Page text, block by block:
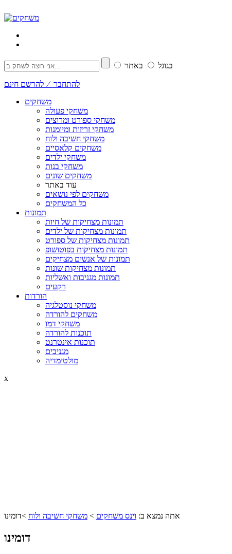
בגוגל באתר
להתחבר ⁄ להרשם חינם
משחקים
משחקי פעולה
משחקי ספורט ומרוצים
משחקי זריזות ומיומנות
משחקי חשיבה ולוח
משחקים קלאסיים
משחקי ילדים
משחקי בנות
משחקים שונים
עוד באתר
משחקים לפי נושאים
כל המשחקים
תמונות
תמונות מצחיקות של חיות
תמונות מצחיקות של ילדים
תמונות מצחיקות של ספורט
תמונות מצחיקות בפוטושופ
תמונות של אנשים מצחיקים
תמונות מצחיקות שונות
תמונות מגניבות ואשליות
רקעים
הורדות
משחקי נוסטלגיה
משחקים להורדה
משחקי דמו
תוכנות להורדה
תוכנות אינטרנט
מגניבים
מולטימדיה
x
אתה נמצא ב: וינס משחקים > משחקי חשיבה ולוח >דומינו
דומינו